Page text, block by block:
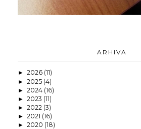
ARHIVA
► 2026 (11)
► 2025 (4)
► 2024 (16)
► 2023 (11)
► 2022 (3)
► 2021 (16)
► 2020 (18)